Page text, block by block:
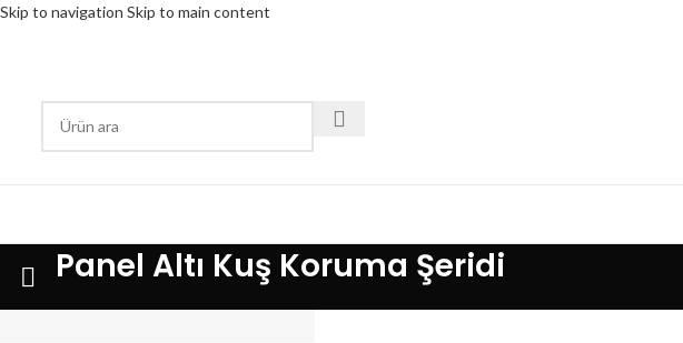
Skip to navigation Skip to main content
Panel Altı Kuş Koruma Şeridi